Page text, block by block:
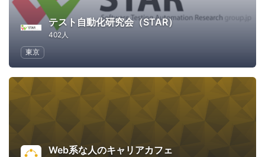
テスト自動化研究会（STAR）
402人
東京
Web系な人のキャリアカフェ